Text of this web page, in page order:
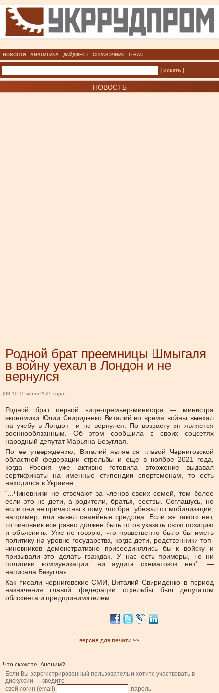
НОВОСТИ АНАЛИТИКА ДАЙДЖЕСТ СПРАВОЧНИК О НАС
| искать |
НОВОСТЬ
Родной брат преемницы Шмыгаля
в войну уехал в Лондон и не
вернулся
[08:10 15 июля 2025 года ]
Родной брат первой вице-премьер-министра — министра
экономики Юлии Свириденко Виталий во время войны выехал
на учебу в Лондон и не вернулся. По возрасту он является
военнообязанным. Об этом сообщила в своих соцсетях
народный депутат Марьяна Безуглая.
По ее утверждению, Виталий является главой Черниговской
областной федерации стрельбы и еще в ноябре 2021 года,
когда Россия уже активно готовила вторжение выдавал
сертификаты на именные стипендии спортсменам, то есть
находился в Украине.
“...Чиновники не отвечают за членов своих семей, тем более
если это не дети, а родители, братья, сестры. Соглашусь, но
если они не причастны к тому, что брат убежал от мобилизации,
например, или вывел семейные средства. Если же такого нет,
то чиновник все равно должен быть готов указать свою позицию
и объяснить. Уже не говорю, что нравственно было бы иметь
политику на уровне государства, когда дети, родственники топ-
чиновников демонстративно присоединялись бы к войску и
призывали это делать граждан. У нас есть примеры, но ни
политики коммуникации, ни аудита схематозов нет”, —
написала Безуглая.
Как писали черниговские СМИ, Виталий Свириденко в период
назначения главой федерации стрельбы был депутатом
облсовета и предпринимателем.
версия для печати >>
Что скажете, Аноним?
Если Вы зарегистрированный пользователь и хотите участвовать в
дискуссии — введите
свой логин (email)
, пароль